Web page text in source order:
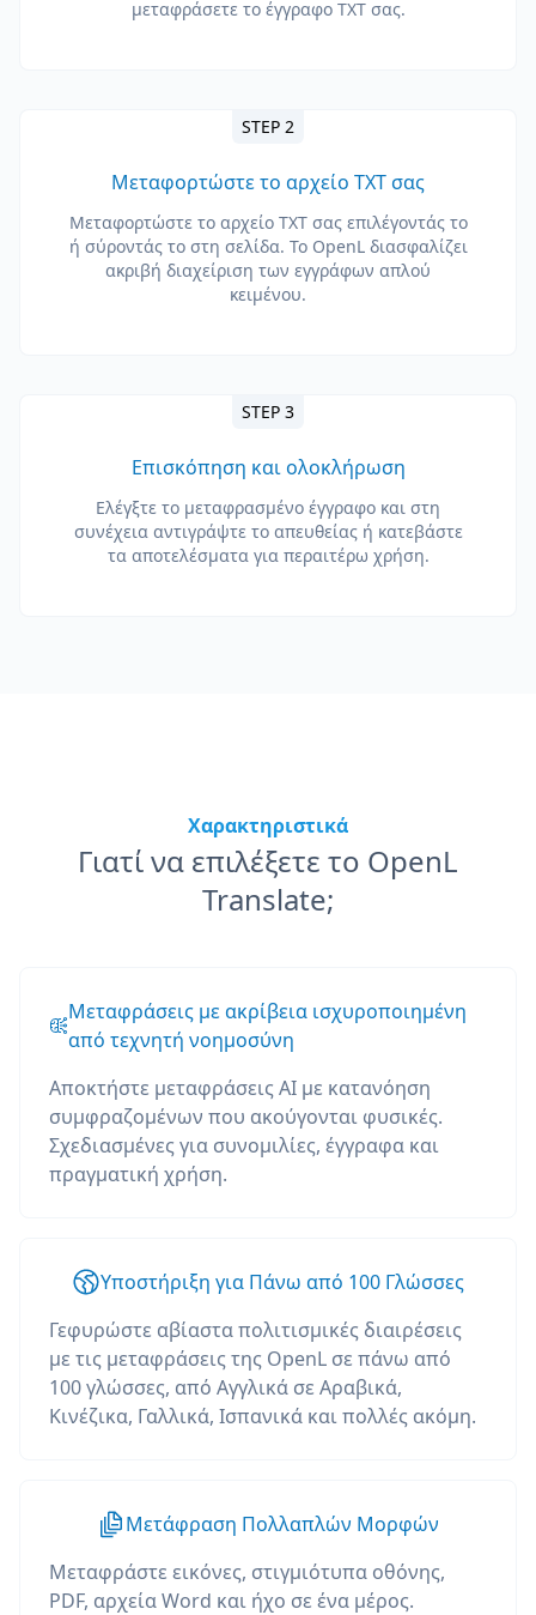
μεταφράσετε το έγγραφο TXT σας.
STEP 2
Μεταφορτώστε το αρχείο TXT σας
Μεταφορτώστε το αρχείο TXT σας επιλέγοντάς το
ή σύροντάς το στη σελίδα. Το OpenL διασφαλίζει
ακριβή διαχείριση των εγγράφων απλού
κειμένου.
STEP 3
Επισκόπηση και ολοκλήρωση
Ελέγξτε το μεταφρασμένο έγγραφο και στη
συνέχεια αντιγράψτε το απευθείας ή κατεβάστε
τα αποτελέσματα για περαιτέρω χρήση.
Χαρακτηριστικά
Γιατί να επιλέξετε το OpenL
Translate;
Μεταφράσεις με ακρίβεια ισχυροποιημένη
από τεχνητή νοημοσύνη
Αποκτήστε μεταφράσεις AI με κατανόηση
συμφραζομένων που ακούγονται φυσικές.
Σχεδιασμένες για συνομιλίες, έγγραφα και
πραγματική χρήση.
Υποστήριξη για Πάνω από 100 Γλώσσες
Γεφυρώστε αβίαστα πολιτισμικές διαιρέσεις
με τις μεταφράσεις της OpenL σε πάνω από
100 γλώσσες, από Αγγλικά σε Αραβικά,
Κινέζικα, Γαλλικά, Ισπανικά και πολλές ακόμη.
Μετάφραση Πολλαπλών Μορφών
Μεταφράστε εικόνες, στιγμιότυπα οθόνης,
PDF, αρχεία Word και ήχο σε ένα μέρος.